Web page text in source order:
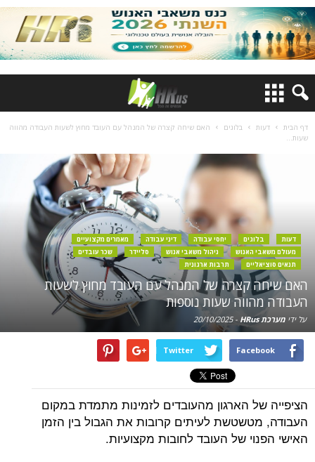
דף הבית דעות בלוגים
האם שיחה קצרה של המנהל עם העובד מחוץ לשעות העבודה מהווה
שעות...
דעות בלוגים יחסי עבודה דיני עבודה
מאמרים מקצועיים
מעולם משאבי האנוש
ניהול משאבי אנוש סליידר
שכר עובדים
תנאים סוציאליים
תרבות ארגונית
האם שיחה קצרה של המנהל עם העובד מחוץ לשעות
העבודה מהווה שעות נוספות
על ידי מערכת HRus -
20/10/2025
Facebook
Twitter
הציפייה של הארגון מהעובדים לזמינות מתמדת במקום
העבודה, מטשטשת לעיתים קרובות את הגבול בין הזמן
האישי הפנוי של העובד לחובות מקצועיות.